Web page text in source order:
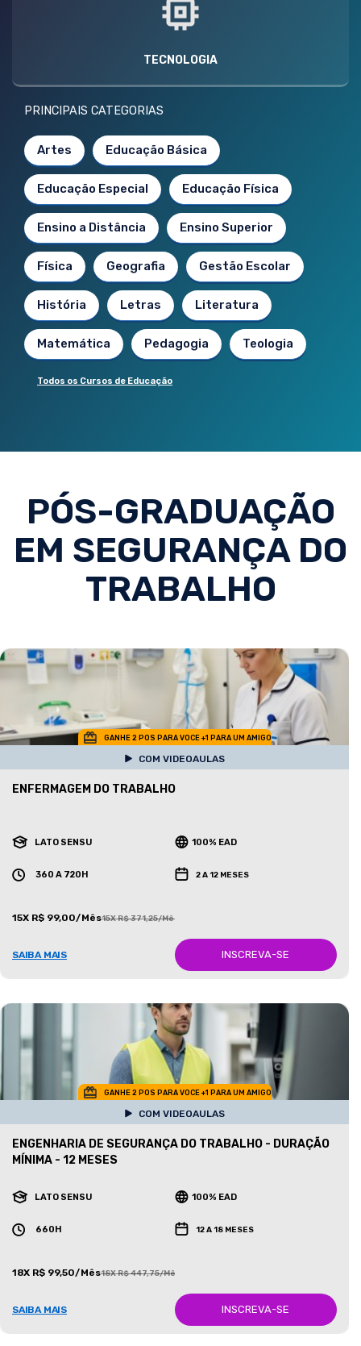
TECNOLOGIA
PRINCIPAIS CATEGORIAS
Artes Educação Básica
Educação Especial Educação Física
Ensino a Distância Ensino Superior
Física Geografia Gestão Escolar
História Letras Literatura
Matemática Pedagogia Teologia
Todos os Cursos de Educação
PÓS-GRADUAÇÃO
EM SEGURANÇA DO
TRABALHO
GANHE 2 POS PARA VOCE +1 PARA UM AMIGO
COM VIDEOAULAS
ENFERMAGEM DO TRABALHO
LATO SENSU 100% EAD
360 A 720H 2 A 12 MESES
15X R$ 99,00/Mês15X R$ 371,25/Mês
SAIBA MAIS INSCREVA-SE
GANHE 2 POS PARA VOCE +1 PARA UM AMIGO
COM VIDEOAULAS
ENGENHARIA DE SEGURANÇA DO TRABALHO - DURAÇÃO
MÍNIMA - 12 MESES
LATO SENSU 100% EAD
660H 12 A 18 MESES
18X R$ 99,50/Mês18X R$ 447,75/Mês
SAIBA MAIS INSCREVA-SE